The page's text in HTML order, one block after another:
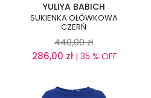
YULIYA BABICH
SUKIENKA OŁÓWKOWA
CZERŃ
440,00 zł
286,00 zł | 35 % OFF